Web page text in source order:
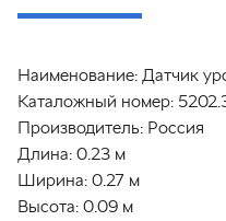
Наименование: Датчик
Каталожный номер:
Производитель: Россия
Длина: 0.23 м
Ширина: 0.27 м
Высота: 0.09 м